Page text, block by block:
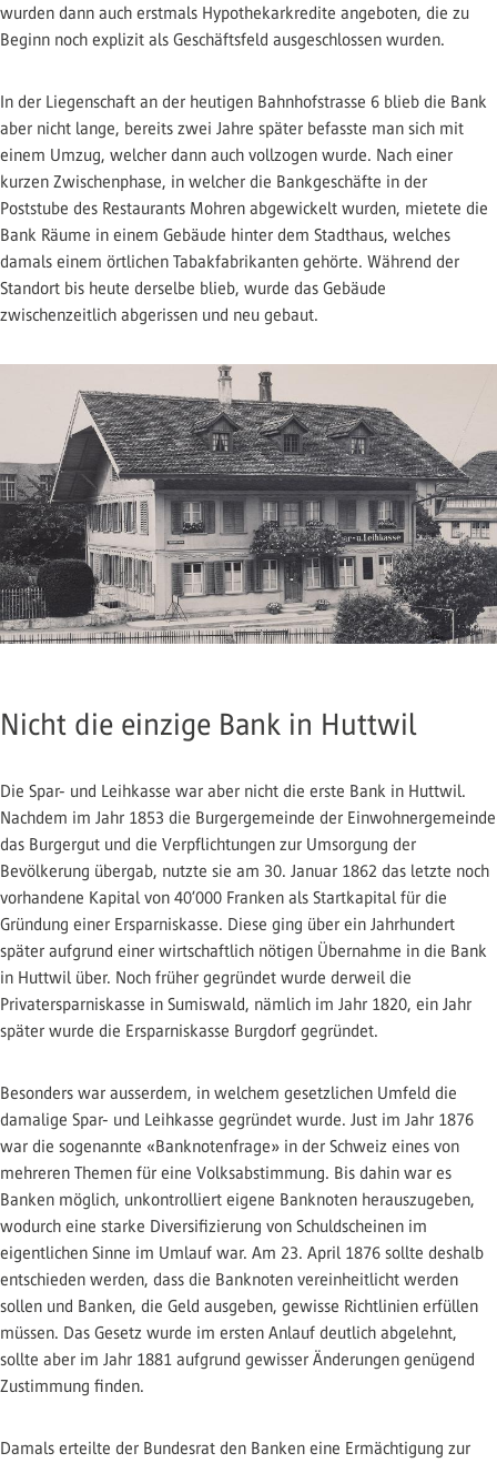
wurden dann auch erstmals Hypothekarkredite angeboten, die zu
Beginn noch explizit als Geschäftsfeld ausgeschlossen wurden.
In der Liegenschaft an der heutigen Bahnhofstrasse 6 blieb die Bank
aber nicht lange, bereits zwei Jahre später befasste man sich mit
einem Umzug, welcher dann auch vollzogen wurde. Nach einer
kurzen Zwischenphase, in welcher die Bankgeschäfte in der
Poststube des Restaurants Mohren abgewickelt wurden, mietete die
Bank Räume in einem Gebäude hinter dem Stadthaus, welches
damals einem örtlichen Tabakfabrikanten gehörte. Während der
Standort bis heute derselbe blieb, wurde das Gebäude
zwischenzeitlich abgerissen und neu gebaut.
Nicht die einzige Bank in Huttwil
Die Spar- und Leihkasse war aber nicht die erste Bank in Huttwil.
Nachdem im Jahr 1853 die Burgergemeinde der Einwohnergemeinde
das Burgergut und die Verpflichtungen zur Umsorgung der
Bevölkerung übergab, nutzte sie am 30. Januar 1862 das letzte noch
vorhandene Kapital von 40’000 Franken als Startkapital für die
Gründung einer Ersparniskasse. Diese ging über ein Jahrhundert
später aufgrund einer wirtschaftlich nötigen Übernahme in die Bank
in Huttwil über. Noch früher gegründet wurde derweil die
Privatersparniskasse in Sumiswald, nämlich im Jahr 1820, ein Jahr
später wurde die Ersparniskasse Burgdorf gegründet.
Besonders war ausserdem, in welchem gesetzlichen Umfeld die
damalige Spar- und Leihkasse gegründet wurde. Just im Jahr 1876
war die sogenannte «Banknotenfrage» in der Schweiz eines von
mehreren Themen für eine Volksabstimmung. Bis dahin war es
Banken möglich, unkontrolliert eigene Banknoten herauszugeben,
wodurch eine starke Diversifizierung von Schuldscheinen im
eigentlichen Sinne im Umlauf war. Am 23. April 1876 sollte deshalb
entschieden werden, dass die Banknoten vereinheitlicht werden
sollen und Banken, die Geld ausgeben, gewisse Richtlinien erfüllen
müssen. Das Gesetz wurde im ersten Anlauf deutlich abgelehnt,
sollte aber im Jahr 1881 aufgrund gewisser Änderungen genügend
Zustimmung finden.
Damals erteilte der Bundesrat den Banken eine Ermächtigung zur